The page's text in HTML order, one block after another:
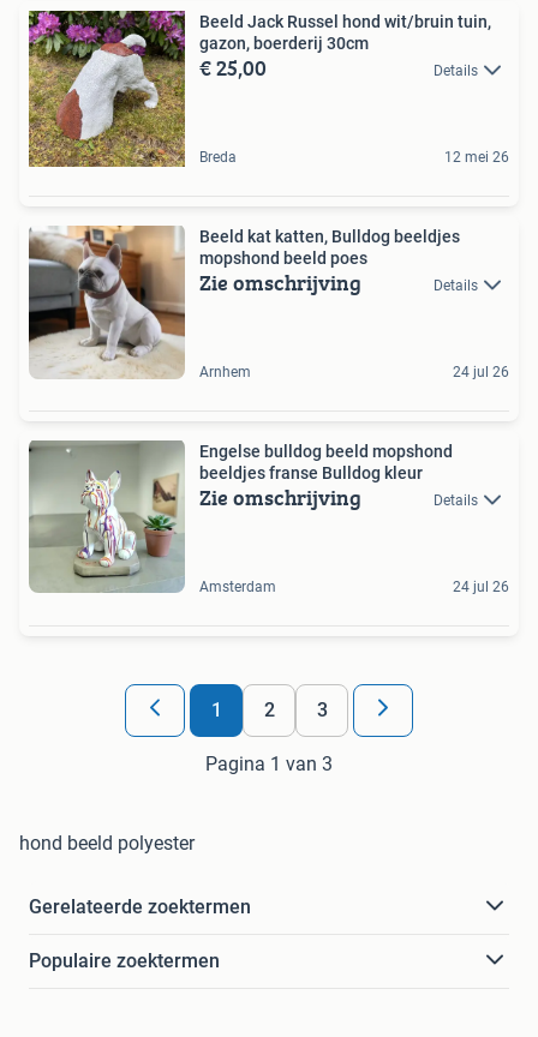
Beeld Jack Russel hond wit/bruin tuin,
gazon, boerderij 30cm
€ 25,00 Details
Breda 12 mei 26
Beeld kat katten, Bulldog beeldjes
mopshond beeld poes
Zie omschrijving Details
Arnhem 24 jul 26
Engelse bulldog beeld mopshond
beeldjes franse Bulldog kleur
Zie omschrijving Details
Amsterdam 24 jul 26
1 2 3
Pagina 1 van 3
hond beeld polyester
Gerelateerde zoektermen
Populaire zoektermen